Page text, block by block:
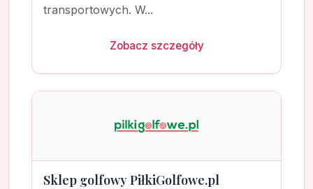
transportowych. W...
Zobacz szczegóły
Sklep golfowy PiłkiGolfowe.pl